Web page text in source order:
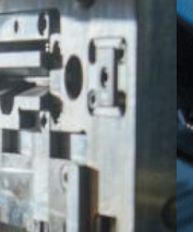
需求
析與微汙
實驗室
and trace
for Medical